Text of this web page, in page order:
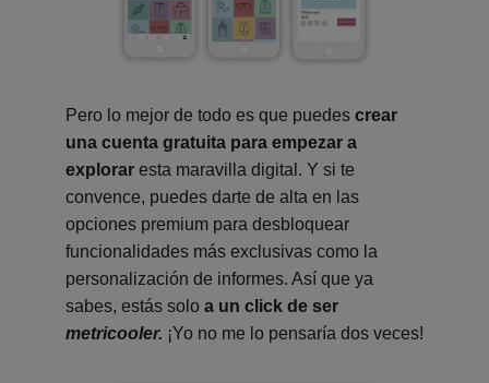
Pero lo mejor de todo es que puedes crear
una cuenta gratuita para empezar a
explorar esta maravilla digital. Y si te
convence, puedes darte de alta en las
opciones premium para desbloquear
funcionalidades más exclusivas como la
personalización de informes. Así que ya
sabes, estás solo a un click de ser
metricooler. ¡Yo no me lo pensaría dos veces!